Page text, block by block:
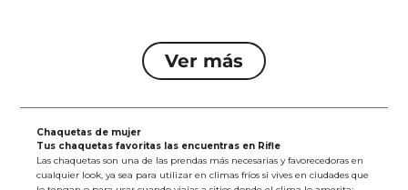
Chaquetas de mujer
Tus chaquetas favoritas las encuentras en Rifle
Las chaquetas son una de las prendas más necesarias y favorecedoras en
cualquier look, ya sea para utilizar en climas fríos si vives en ciudades que